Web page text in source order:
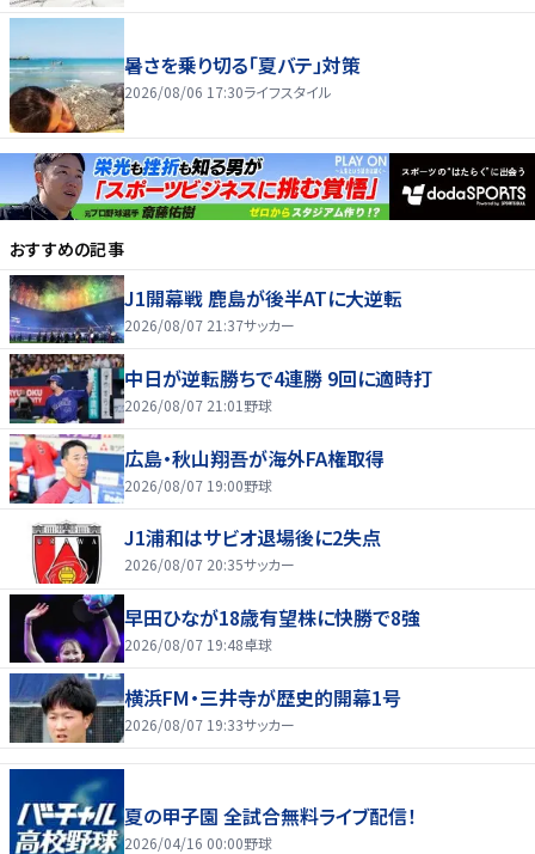
暑さを乗り切る「夏バテ」対策
2026/08/06 17:30ライフスタイル
おすすめの記事
J1開幕戦 鹿島が後半ATに大逆転
2026/08/07 21:37サッカー
中日が逆転勝ちで4連勝 9回に適時打
2026/08/07 21:01 野球
広島・秋山翔吾が海外FA権取得
2026/08/07 19:00野球
J1浦和はサビオ退場後に2失点
2026/08/07 20:35サッカー
早田ひなが18歳有望株に快勝で8強
2026/08/07 19:48卓球
横浜FM・三井寺が歴史的開幕1号
2026/08/07 19:33サッカー
夏の甲子園 全試合無料ライブ配信！
2026/04/16 00:00野球